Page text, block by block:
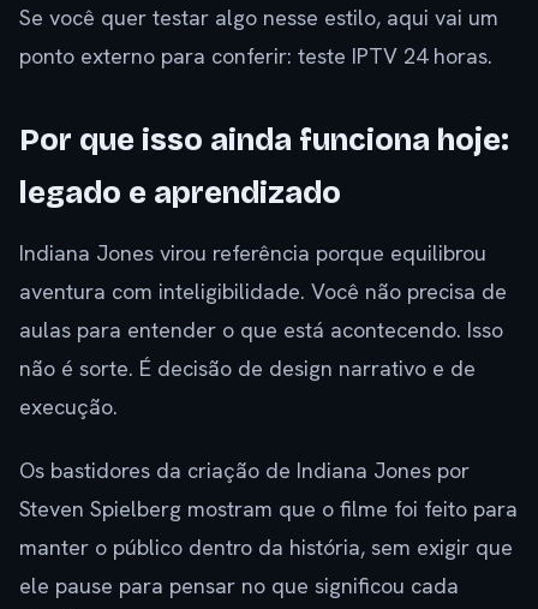
Se você quer testar algo nesse estilo, aqui vai um
ponto externo para conferir: teste IPTV 24 horas.
Por que isso ainda funciona hoje:
legado e aprendizado
Indiana Jones virou referência porque equilibrou
aventura com inteligibilidade. Você não precisa de
aulas para entender o que está acontecendo. Isso
não é sorte. É decisão de design narrativo e de
execução.
Os bastidores da criação de Indiana Jones por
Steven Spielberg mostram que o filme foi feito para
manter o público dentro da história, sem exigir que
ele pause para pensar no que significou cada